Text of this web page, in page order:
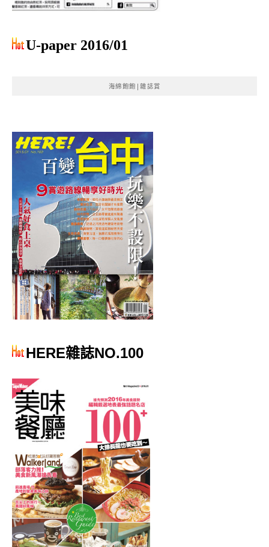
U-paper 2016/01
海綿飽飽|雜誌賞
HERE雜誌NO.100